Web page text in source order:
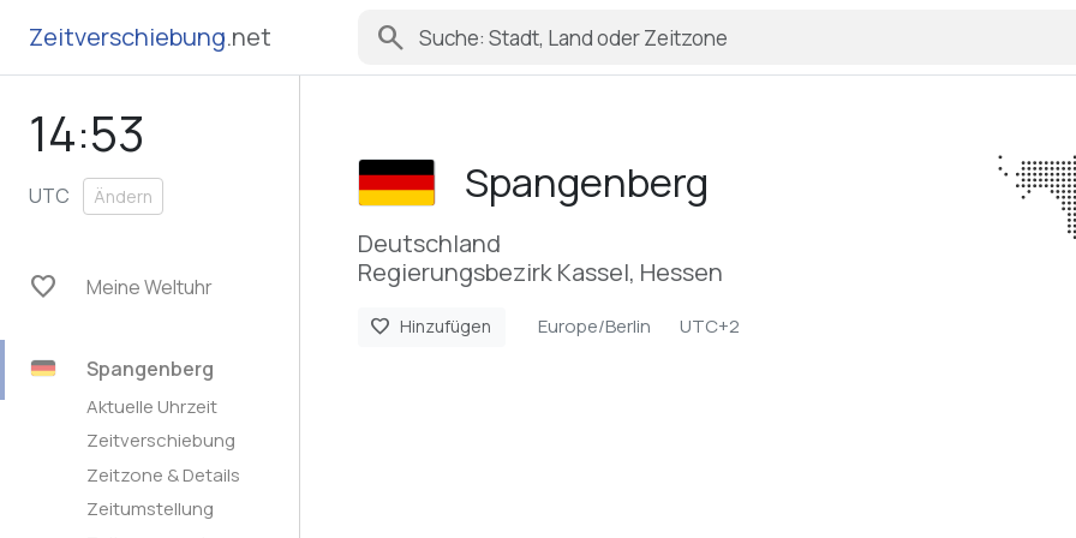
Zeitverschiebung.net search
14:53
UTC Ändern
favorite Meine Weltuhr
Spangenberg
Aktuelle Uhrzeit
Zeitverschiebung
Zeitzone & Details
Zeitumstellung
Spangenberg
Deutschland
Regierungsbezirk Kassel, Hessen
favorite Hinzufügen Europe/Berlin UTC+2